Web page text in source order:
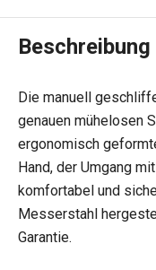
Die manuell
genauen mühelosen
ergonomisch
Hand, der Umgang
komfortabel und
Messerstahl
Garantie.